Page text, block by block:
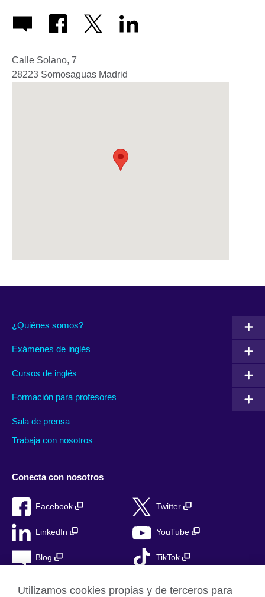
Calle Solano, 7
28223 Somosaguas Madrid
¿Quiénes somos?
Exámenes de inglés
Cursos de inglés
Formación para profesores
Sala de prensa
Trabaja con nosotros
Conecta con nosotros
Facebook Twitter
LinkedIn YouTube
Blog TikTok
Utilizamos cookies propias y de terceros para